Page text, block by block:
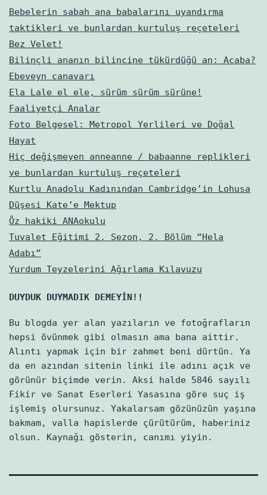
Bebelerin sabah ana babalarını uyandırma
taktikleri ve bunlardan kurtuluş reçeteleri
Bez Velet!
Bilinçli ananın bilincine tükürdüğü an: Acaba?
Ebeveyn canavarı
Ela Lale el ele, sürüm sürüm sürüne!
Faaliyetçi Analar
Foto Belgesel: Metropol Yerlileri ve Doğal
Hayat
Hiç değişmeyen anneanne / babaanne replikleri
ve bunlardan kurtuluş reçeteleri
Kurtlu Anadolu Kadınından Cambridge’in Lohusa
Düşesi Kate’e Mektup
Öz hakiki ANAokulu
Tuvalet Eğitimi 2. Sezon, 2. Bölüm “Hela
Adabı”
Yurdum Teyzelerini Ağırlama Kılavuzu
DUYDUK DUYMADIK DEMEYİN!!
Bu blogda yer alan yazıların ve fotoğrafların
hepsi övünmek gibi olmasın ama bana aittir.
Alıntı yapmak için bir zahmet beni dürtün. Ya
da en azından sitenin linki ile adını açık ve
görünür biçimde verin. Aksi halde 5846 sayılı
Fikir ve Sanat Eserleri Yasasına göre suç iş
işlemiş olursunuz. Yakalarsam gözünüzün yaşına
bakmam, valla hapislerde çürütürüm, haberiniz
olsun. Kaynağı gösterin, canımı yiyin.